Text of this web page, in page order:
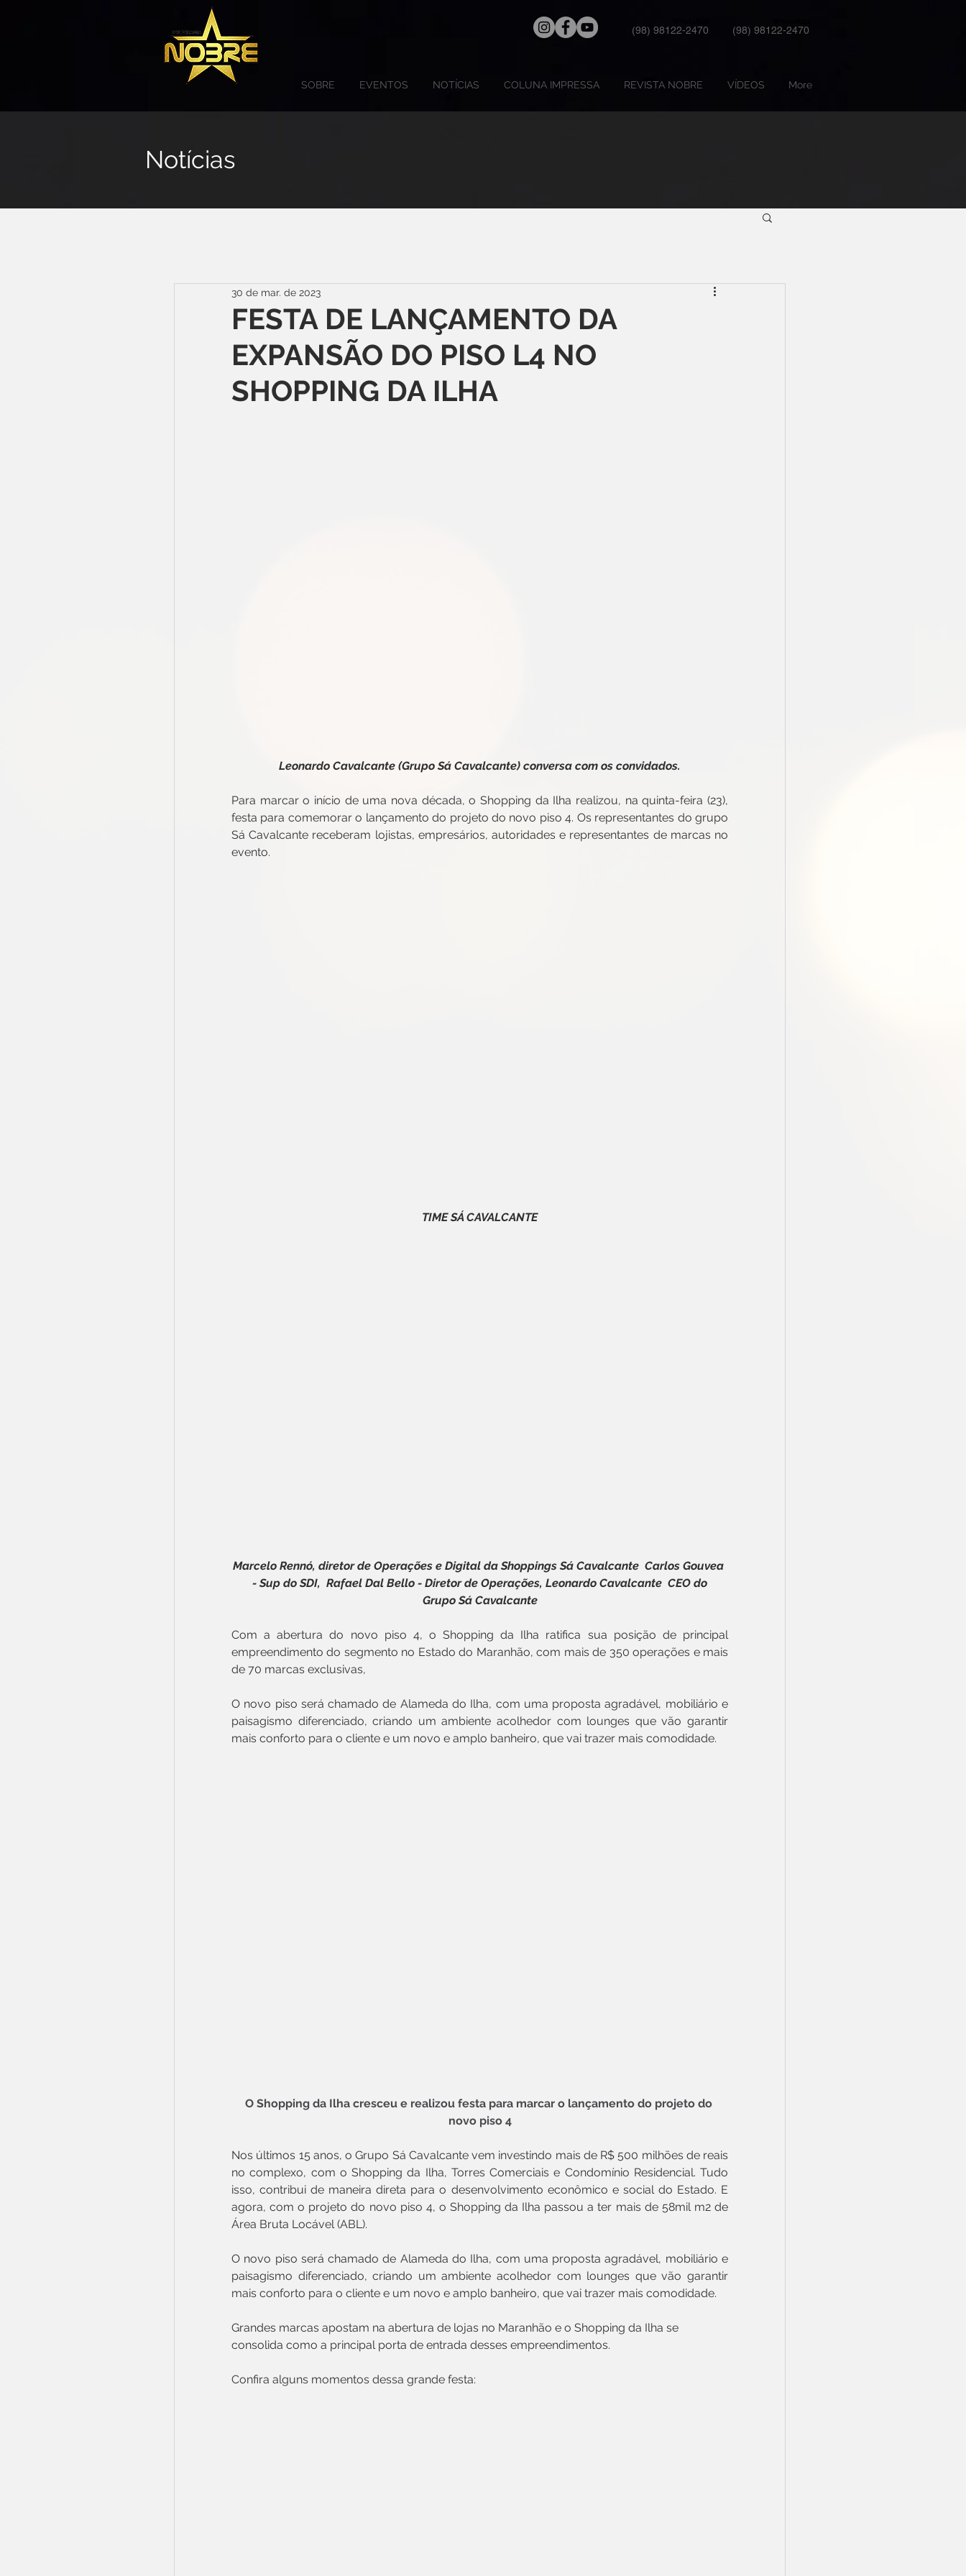
(98) 98122-2470 (98) 98122-2470
SOBRE EVENTOS NOTÍCIAS COLUNA IMPRESSA REVISTA NOBRE VÍDEOS More
Notícias
FESTA DE LANÇAMENTO DA
EXPANSÃO DO PISO L4 NO
SHOPPING DA ILHA
30 de mar. de 2023
Leonardo Cavalcante (Grupo Sá Cavalcante) conversa com os convidados.
Para marcar o início de uma nova década, o Shopping da Ilha realizou, na quinta-feira (23),
festa para comemorar o lançamento do projeto do novo piso 4. Os representantes do grupo
Sá Cavalcante receberam lojistas, empresários, autoridades e representantes de marcas no
evento.
TIME SÁ CAVALCANTE
Marcelo Rennó, diretor de Operações e Digital da Shoppings Sá Cavalcante  Carlos Gouvea
- Sup do SDI,  Rafael Dal Bello - Diretor de Operações, Leonardo Cavalcante  CEO do
Grupo Sá Cavalcante
Com a abertura do novo piso 4, o Shopping da Ilha ratifica sua posição de principal
empreendimento do segmento no Estado do Maranhão, com mais de 350 operações e mais
de 70 marcas exclusivas,
O novo piso será chamado de Alameda do Ilha, com uma proposta agradável, mobiliário e
paisagismo diferenciado, criando um ambiente acolhedor com lounges que vão garantir
mais conforto para o cliente e um novo e amplo banheiro, que vai trazer mais comodidade.
O Shopping da Ilha cresceu e realizou festa para marcar o lançamento do projeto do
novo piso 4
Nos últimos 15 anos, o Grupo Sá Cavalcante vem investindo mais de R$ 500 milhões de reais
no complexo, com o Shopping da Ilha, Torres Comerciais e Condomínio Residencial. Tudo
isso, contribui de maneira direta para o desenvolvimento econômico e social do Estado. E
agora, com o projeto do novo piso 4, o Shopping da Ilha passou a ter mais de 58mil m2 de
Área Bruta Locável (ABL).
O novo piso será chamado de Alameda do Ilha, com uma proposta agradável, mobiliário e
paisagismo diferenciado, criando um ambiente acolhedor com lounges que vão garantir
mais conforto para o cliente e um novo e amplo banheiro, que vai trazer mais comodidade.
Grandes marcas apostam na abertura de lojas no Maranhão e o Shopping da Ilha se
consolida como a principal porta de entrada desses empreendimentos.
Confira alguns momentos dessa grande festa: